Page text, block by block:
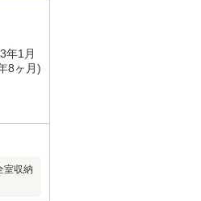
年1月
8ヶ月)
室収納